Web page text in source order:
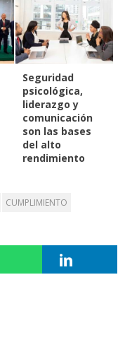
Seguridad
psicológica,
liderazgo y
comunicación
son las bases
del alto
rendimiento
CUMPLIMIENTO